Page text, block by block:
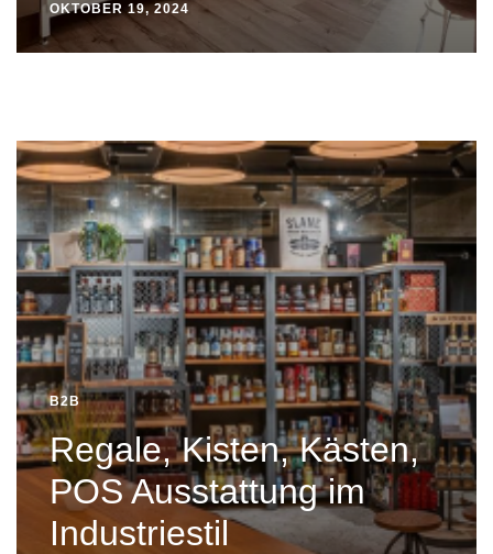
OKTOBER 19, 2024
B2B
Regale, Kisten, Kästen,
POS Ausstattung im
Industriestil